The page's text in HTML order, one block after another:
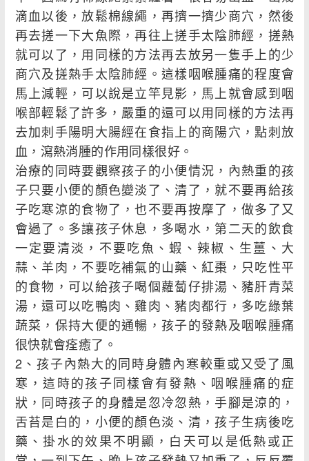
滴血以後，放鬆棉線繩，再擠一擠少商穴，然後
再去搓一下大魚際，再往上搓手太陰肺經，搓熱
就可以了，用同樣的方法再去放另一隻手上的少
商穴及搓熱手太陰肺經。這樣咽喉腫痛的程度會
馬上減輕，可以說是立竿見影，馬上就會感到咽
喉部輕鬆了許多，嚴重的還可以用同樣的方法再
去加刺手陽明大腸經在食指上的商陽穴，點刺放
血，瀉熱消腫的作用同樣很好。
治療的同時要觀察孩子的小便情況，內熱重的孩
子只要小便的顏色變淡了、清了，就不要再給孩
子吃寒涼的食物了，也不要再按摩了，做多了又
會過了。多讓孩子休息，多喝水，第二天的飲食
一定要清淡，不要吃魚、蝦、辣椒、生薑、大
蒜、羊肉，不要吃補氣的山藥、紅棗，只吃性平
的食物，可以給孩子喝個蘿蔔仔排湯、豬肝青菜
湯，還可以吃鴨肉、雞肉、豬肉都行，多吃綠葉
蔬菜，保持大便的通暢，孩子的發熱及咽喉腫痛
很快就會痊癒了。
2、孩子內熱大的同時身體內寒較重或又受了風
寒，這時的孩子同樣會有發熱、咽喉腫痛的症
狀，同時孩子的身體是忽冷忽熱，手腳是涼的，
舌苔是白的，小便的顏色淡、清，孩子生病後吃
藥、掛水的效果不明顯，白天可以是低熱或正